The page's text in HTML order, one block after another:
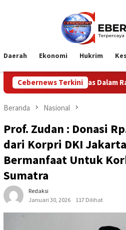
Daerah Ekonomi Hukrim
Cebernews Terkini
Dalam Rangka Kunjungan
Beranda Nasional
Prof. Zudan : Donasi
dari Korpri DKI
Bermanfaat Untuk
Sumatra
Redaksi
Januari 30, 2026
117 Dilihat